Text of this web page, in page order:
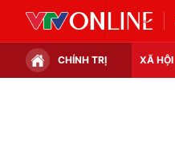
CHÍNH TRỊ XÃ HỘI